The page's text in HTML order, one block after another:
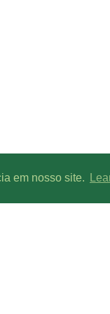
em nosso site.